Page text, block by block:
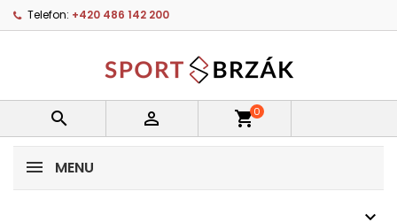
Telefon: +420 486 142 200
  shopping_cart0
MENU